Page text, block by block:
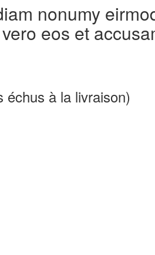
nonumy
eos et
échus à la livraison)